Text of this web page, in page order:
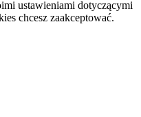
ustawieniami dotyczącymi
chcesz zaakceptować.